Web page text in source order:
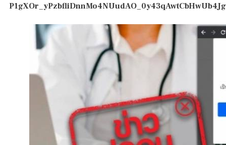
P1gXOr_yPzbfliDnnMo4NUudAO_0y43qAwtCbHwUb4Jg